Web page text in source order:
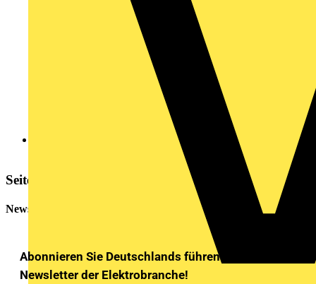
Seitenleiste
Newsletter
Abonnieren Sie Deutschlands führenden
Newsletter der Elektrobranche!